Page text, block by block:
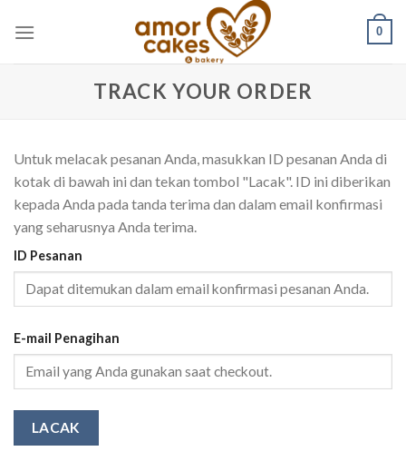
0
TRACK YOUR ORDER
Untuk melacak pesanan Anda, masukkan ID pesanan Anda di
kotak di bawah ini dan tekan tombol "Lacak". ID ini diberikan
kepada Anda pada tanda terima dan dalam email konfirmasi
yang seharusnya Anda terima.
ID Pesanan
E-mail Penagihan
LACAK